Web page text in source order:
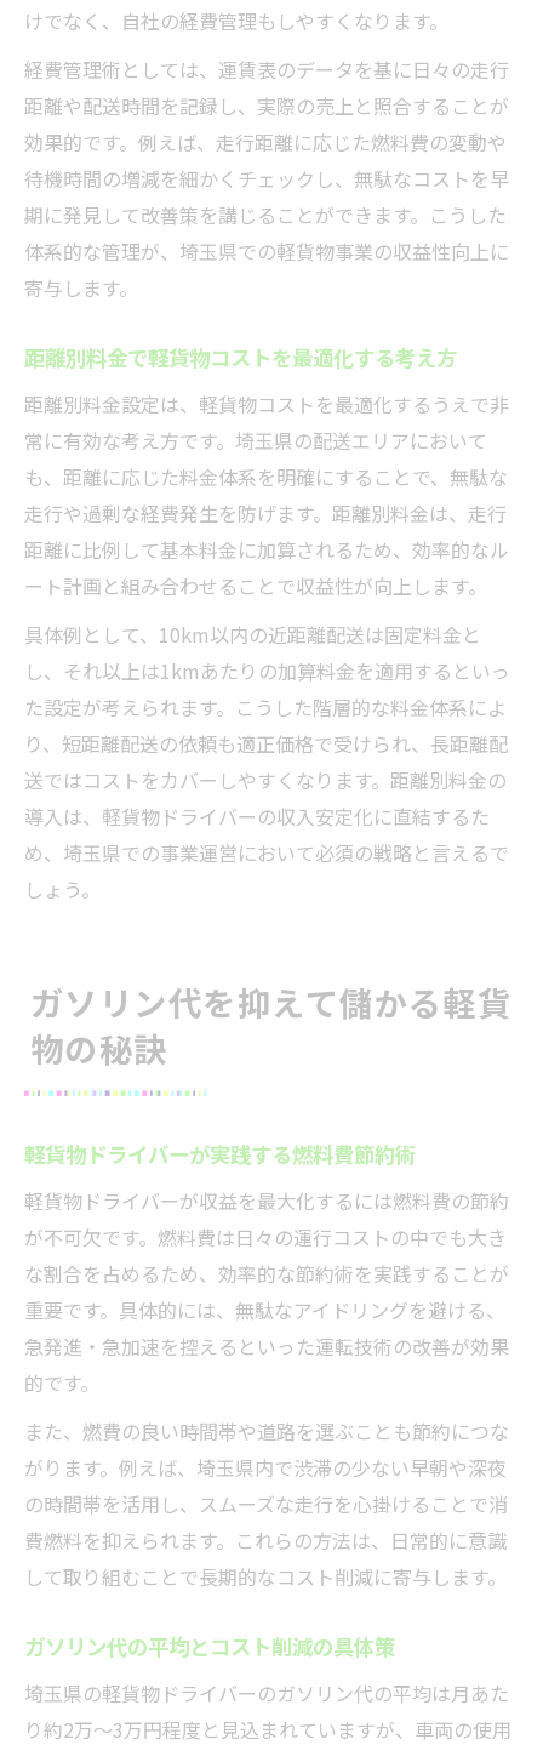
けでなく、自社の経費管理もしやすくなります。
経費管理術としては、運賃表のデータを基に日々の走行
距離や配送時間を記録し、実際の売上と照合することが
効果的です。例えば、走行距離に応じた燃料費の変動や
待機時間の増減を細かくチェックし、無駄なコストを早
期に発見して改善策を講じることができます。こうした
体系的な管理が、埼玉県での軽貨物事業の収益性向上に
寄与します。
距離別料金で軽貨物コストを最適化する考え方
距離別料金設定は、軽貨物コストを最適化するうえで非
常に有効な考え方です。埼玉県の配送エリアにおいて
も、距離に応じた料金体系を明確にすることで、無駄な
走行や過剰な経費発生を防げます。距離別料金は、走行
距離に比例して基本料金に加算されるため、効率的なル
ート計画と組み合わせることで収益性が向上します。
具体例として、10km以内の近距離配送は固定料金と
し、それ以上は1kmあたりの加算料金を適用するといっ
た設定が考えられます。こうした階層的な料金体系によ
り、短距離配送の依頼も適正価格で受けられ、長距離配
送ではコストをカバーしやすくなります。距離別料金の
導入は、軽貨物ドライバーの収入安定化に直結するた
め、埼玉県での事業運営において必須の戦略と言えるで
しょう。
ガソリン代を抑えて儲かる軽貨
物の秘訣
軽貨物ドライバーが実践する燃料費節約術
軽貨物ドライバーが収益を最大化するには燃料費の節約
が不可欠です。燃料費は日々の運行コストの中でも大き
な割合を占めるため、効率的な節約術を実践することが
重要です。具体的には、無駄なアイドリングを避ける、
急発進・急加速を控えるといった運転技術の改善が効果
的です。
また、燃費の良い時間帯や道路を選ぶことも節約につな
がります。例えば、埼玉県内で渋滞の少ない早朝や深夜
の時間帯を活用し、スムーズな走行を心掛けることで消
費燃料を抑えられます。これらの方法は、日常的に意識
して取り組むことで長期的なコスト削減に寄与します。
ガソリン代の平均とコスト削減の具体策
埼玉県の軽貨物ドライバーのガソリン代の平均は月あた
り約2万～3万円程度と見込まれていますが、車両の使用